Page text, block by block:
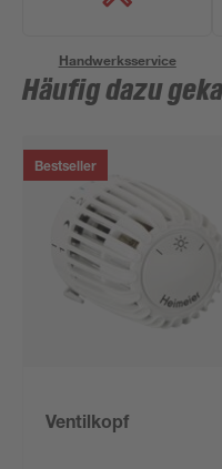
Handwerksservice
Häufig dazu
Bestseller
Ventilkopf